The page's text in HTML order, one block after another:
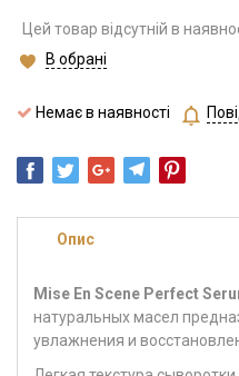
Цей товар відсутній в
В обрані
Немає в наявності
Опис
Mise En Scene Perfect
натуральных масел
увлажнения и